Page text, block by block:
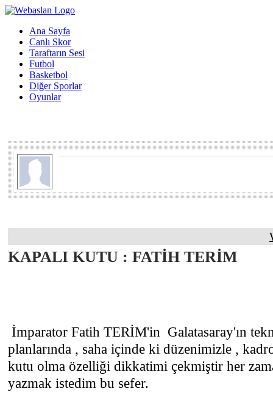
Ana Sayfa
Canlı Skor
Taraftarın Sesi
Futbol
Basketbol
Diğer Sporlar
Oyunlar
KAPALI KUTU : FATİH TERİM
İmparator Fatih TERİM'in Galatasaray'ın
planlarında , saha içinde ki düzenimizle ,
kutu olma özelliği dikkatimi çekmiştir her
yazmak istedim bu sefer.